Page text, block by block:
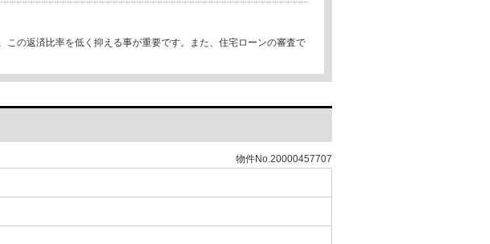
の返済比率を低く抑える事が重要です。また、住宅ローンの審査で
物件No.20000457707